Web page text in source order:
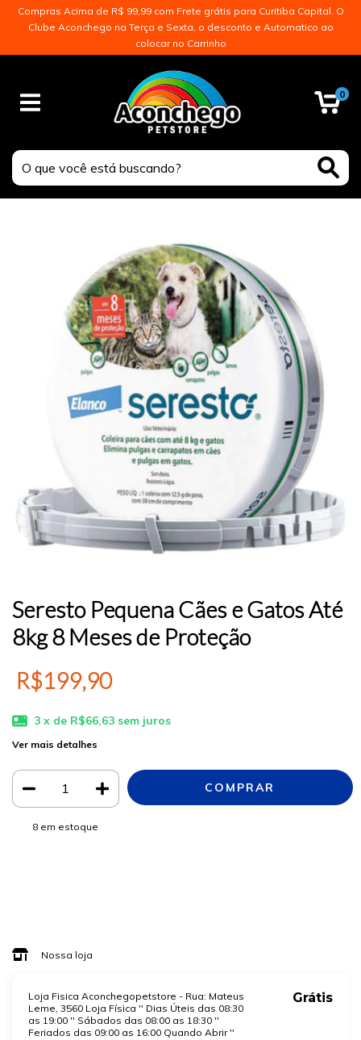
Compras Acima de R$ 99,99 com Frete grátis para Curitiba Capital. O
Clube Aconchego na Terça e Sexta, o desconto e Automatico ao
colocar no Carrinho
0
Seresto Pequena Cães e Gatos Até
8kg 8 Meses de Proteção
R$199,90
3 x de R$66,63 sem juros
Ver mais detalhes
8 em estoque
Nossa loja
Loja Fisica Aconchegopetstore - Rua: Mateus
Leme, 3560 Loja Física '' Dias Úteis das 08:30
as 19:00 '' Sábados das 08:00 as 18:30 ''
Feriados das 09:00 as 16:00 Quando Abrir ''
Grátis